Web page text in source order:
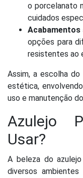
o porcelanato
cuidados
Acabamentos
opções para
resistentes ao
Assim, a escolha
estética,
uso e manutenção
Azulejo
Usar?
A beleza do
diversos